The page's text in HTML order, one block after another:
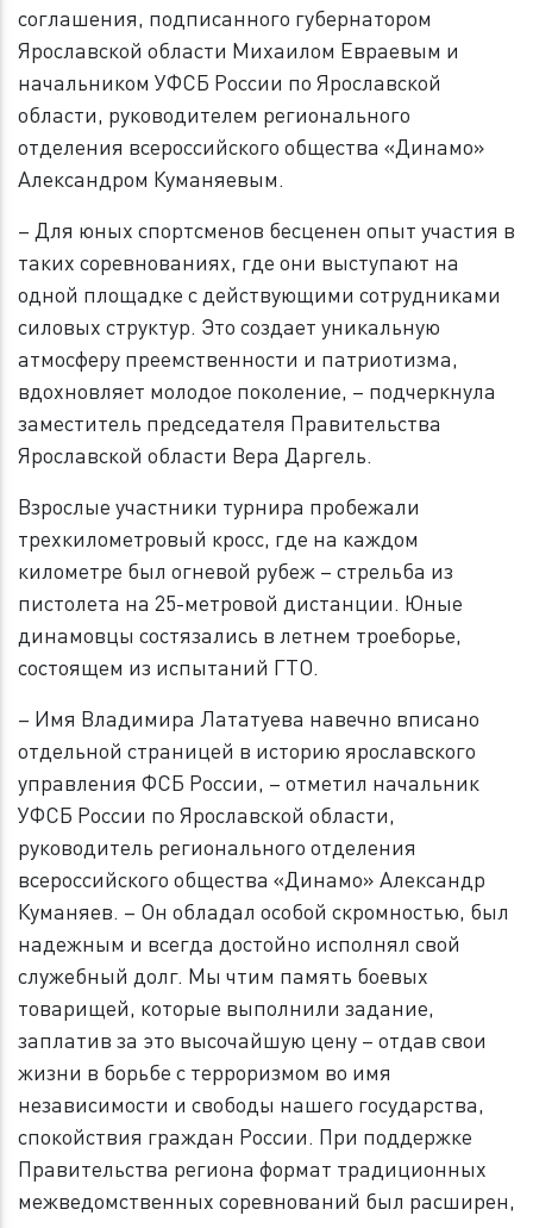
соглашения, подписанного губернатором
Ярославской области Михаилом Евраевым и
начальником УФСБ России по Ярославской
области, руководителем регионального
отделения всероссийского общества «Динамо»
Александром Куманяевым.
– Для юных спортсменов бесценен опыт участия в
таких соревнованиях, где они выступают на
одной площадке с действующими сотрудниками
силовых структур. Это создает уникальную
атмосферу преемственности и патриотизма,
вдохновляет молодое поколение, – подчеркнула
заместитель председателя Правительства
Ярославской области Вера Даргель.
Взрослые участники турнира пробежали
трехкилометровый кросс, где на каждом
километре был огневой рубеж – стрельба из
пистолета на 25-метровой дистанции. Юные
динамовцы состязались в летнем троеборье,
состоящем из испытаний ГТО.
– Имя Владимира Лататуева навечно вписано
отдельной страницей в историю ярославского
управления ФСБ России, – отметил начальник
УФСБ России по Ярославской области,
руководитель регионального отделения
всероссийского общества «Динамо» Александр
Куманяев. – Он обладал особой скромностью, был
надежным и всегда достойно исполнял свой
служебный долг. Мы чтим память боевых
товарищей, которые выполнили задание,
заплатив за это высочайшую цену – отдав свои
жизни в борьбе с терроризмом во имя
независимости и свободы нашего государства,
спокойствия граждан России. При поддержке
Правительства региона формат традиционных
межведомственных соревнований был расширен,